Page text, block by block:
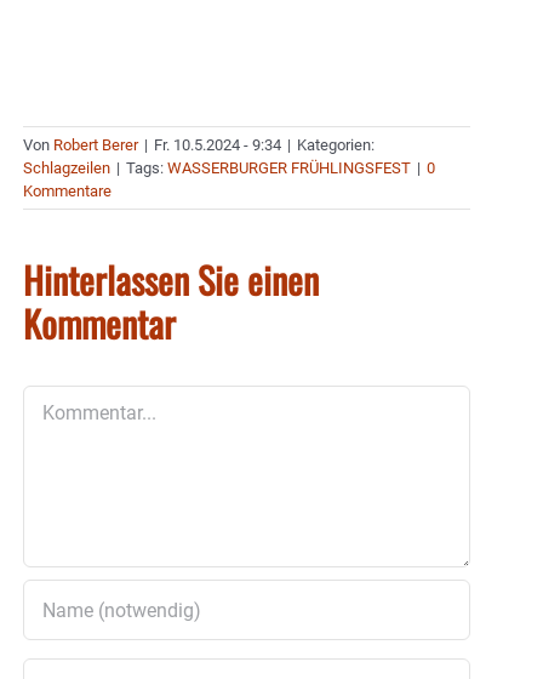
Von Robert Berer | Fr. 10.5.2024 - 9:34 | Kategorien:
Schlagzeilen | Tags: WASSERBURGER FRÜHLINGSFEST | 0
Kommentare
Hinterlassen Sie einen
Kommentar